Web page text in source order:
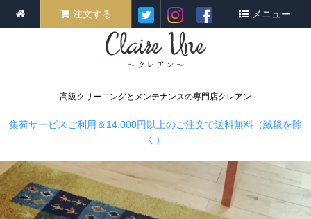
高級クリーニングとメンテナンスの専門店クレアン
注文する メニュー
集荷サービスご利用＆14,000円以上のご注文で送料無料（絨毯を除
く）